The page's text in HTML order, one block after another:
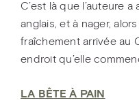
C’est là que l’auteure
anglais, et à nager,
fraîchement arrivée au
endroit qu’elle
LA BÊTE À PAIN